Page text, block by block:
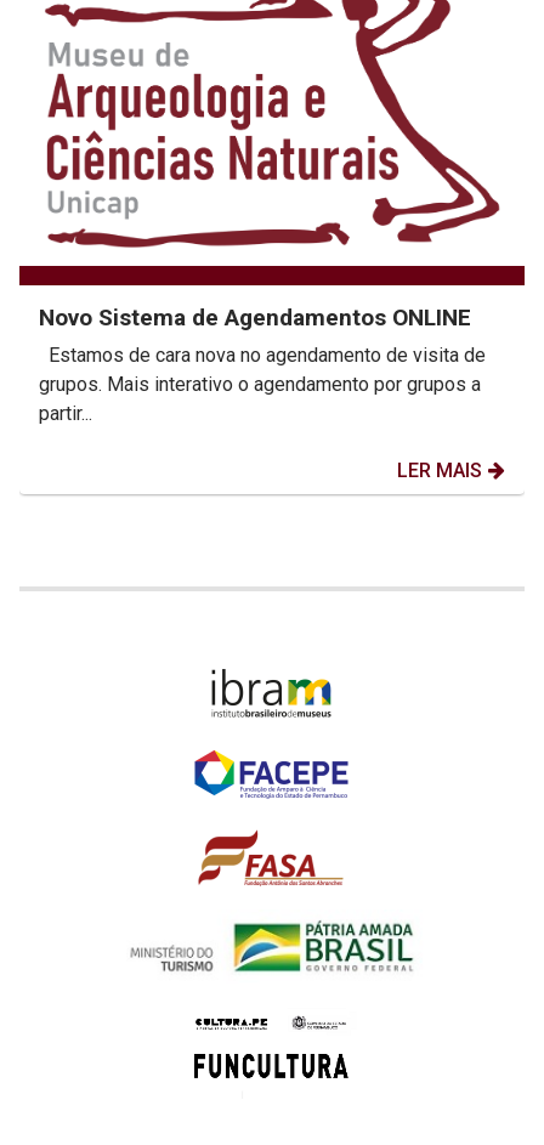
Novo Sistema de Agendamentos ONLINE
grupos. Mais interativo o agendamento por grupos a
partir...
LER MAIS